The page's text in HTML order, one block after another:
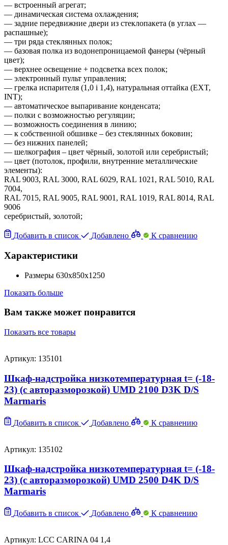
— встроенный агрегат;
— динамическая система охлаждения;
— задние передвижние двери из стеклопакета (в углах —
распашные);
— три ряда стеклянных полок;
— базовая полка из водонепроницаемой фанеры (чёрный
цвет);
— верхнее освещение + подсветка всех полок;
— электронный пульт управления;
— грелка испарителя (1,0 i 1,4), натуральная оттайка (EXT,
INT);
— автоматическое выпаривание конденсата;
— полки с возможностью регуляции;
— возможность соединения в линию;
— к собственной обшивке – без стеклянных боковин;
— без нижних панелей;
— шелкография – цвет чёрный, золотой или серебристый;
— цвет (потолок, профили, внутренние металлические
элементы):
RAL 9003, RAL 3000, RAL 6029, RAL 1021, RAL 5010, RAL
7004,
RAL 7015, RAL 9005, RAL 9001, RAL 1019, RAL 8014, RAL
9006
серебристый, золотой;
Добавить в список Добавлено К сравнению
Характеристики
Размеры 630x850x1250
Показать больше
Вам также может понравится
Показать все товары
Артикул: 135101
Шкаф-надстройка низкотемпературная t= (-18-
23) (с авторазморозкой) UMD 2100 D3K D/S
Marmaris
Добавить в список Добавлено К сравнению
Артикул: 135102
Шкаф-надстройка низкотемпературная t= (-18-
23) (с авторазморозкой) UMD 2500 D4K D/S
Marmaris
Добавить в список Добавлено К сравнению
Артикул: LCC CARINA 04 1,4